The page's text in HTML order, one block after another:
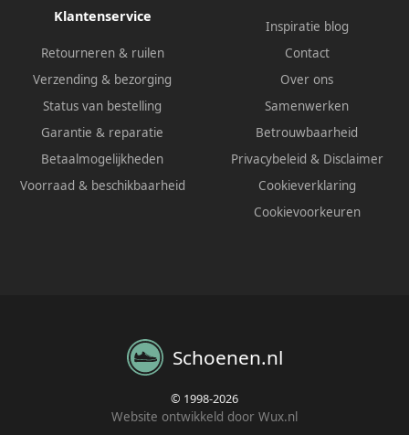
Klantenservice
Retourneren & ruilen
Verzending & bezorging
Status van bestelling
Garantie & reparatie
Betaalmogelijkheden
Voorraad & beschikbaarheid
Inspiratie blog
Contact
Over ons
Samenwerken
Betrouwbaarheid
Privacybeleid & Disclaimer
Cookieverklaring
Cookievoorkeuren
Schoenen.nl
© 1998-2026
Website ontwikkeld door Wux.nl